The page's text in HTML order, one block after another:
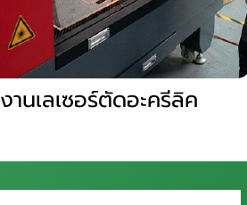
งานเลเซอร์ตัดอะครีลิค